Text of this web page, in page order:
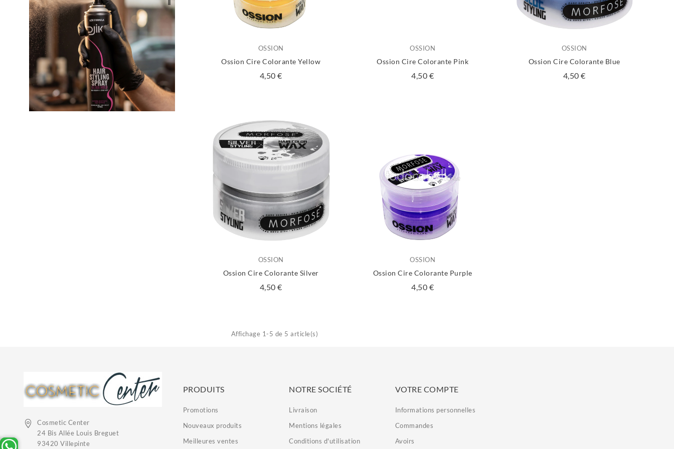
OSSION
Ossion Cire Colorante Yellow
4,50 €Prix
OSSION
Ossion Cire Colorante Pink
4,50 €Prix
OSSION
Ossion Cire Colorante Blue
4,50 €Prix
OSSION
Ossion Cire Colorante Silver
4,50 €Prix
OSSION
Ossion Cire Colorante Purple
4,50 €Prix
Affichage 1-5 de 5 article(s)
Cosmetic Center
24 Bis Allée Louis Breguet
93420 Villepinte
PRODUITS
Promotions
Nouveaux produits
Meilleures ventes
NOTRE SOCIÉTÉ
Livraison
Mentions légales
Conditions d'utilisation
VOTRE COMPTE
Informations personnelles
Commandes
Avoirs